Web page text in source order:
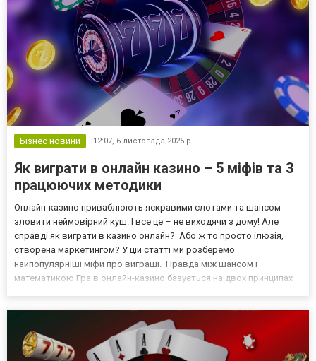
Бізнес новини 12:07, 6 листопада 2025 р.
Як виграти в онлайн казино – 5 міфів та 3
працюючих методики
Онлайн-казино приваблюють яскравими слотами та шансом
зловити неймовірний куш. І все це – не виходячи з дому! Але
справді як виграти в казино онлайн? Або ж то просто ілюзія,
створена маркетингом? У цій статті ми розберемо
найпопулярніші міфи про виграші. Правда між шансом і
математикою Гра в онлайн-казино базується на двох принципах —